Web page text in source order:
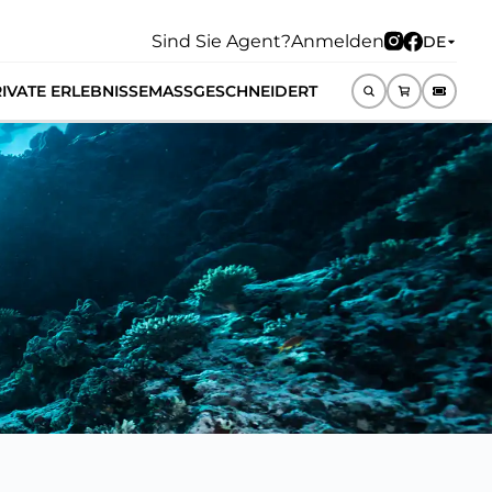
Sind Sie Agent?Anmelden DE
ERLEBNISSEMASSGESCHNEIDERT DE